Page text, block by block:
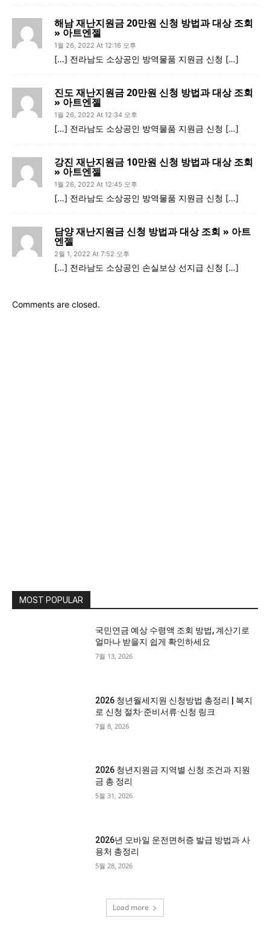
해남 재난지원금 20만원 신청 방법과 대상 조회
» 아트엔젤
1월 26, 2022 At 12:16 오후
[…] 전라남도 소상공인 방역물품 지원금 신청 […]
진도 재난지원금 20만원 신청 방법과 대상 조회
» 아트엔젤
1월 26, 2022 At 12:34 오후
[…] 전라남도 소상공인 방역물품 지원금 신청 […]
강진 재난지원금 10만원 신청 방법과 대상 조회
» 아트엔젤
1월 26, 2022 At 12:45 오후
[…] 전라남도 소상공인 방역물품 지원금 신청 […]
담양 재난지원금 신청 방법과 대상 조회 » 아트
엔젤
2월 1, 2022 At 7:52 오후
[…] 전라남도 소상공인 손실보상 선지급 신청 […]
Comments are closed.
MOST POPULAR
국민연금 예상 수령액 조회 방법, 계산기로
얼마나 받을지 쉽게 확인하세요
7월 13, 2026
2026 청년월세지원 신청방법 총정리 | 복지
로 신청 절차·준비서류·신청 링크
7월 8, 2026
2026 청년지원금 지역별 신청 조건과 지원
금 총 정리
5월 31, 2026
2026년 모바일 운전면허증 발급 방법과 사
용처 총정리
5월 28, 2026
Load more